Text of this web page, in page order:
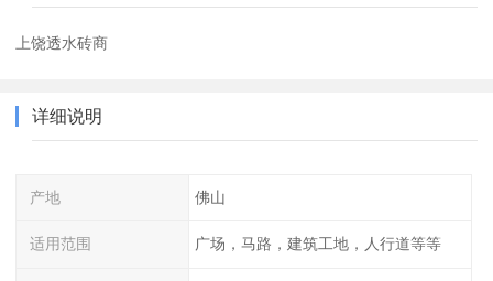
上饶透水砖商
详细说明
产地 佛山
适用范围 广场，马路，建筑工地，人行道等等